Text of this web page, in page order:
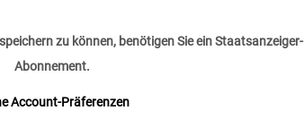
zu können, benötigen Sie ein Staatsanzeiger-
Abonnement.
Account-Präferenzen